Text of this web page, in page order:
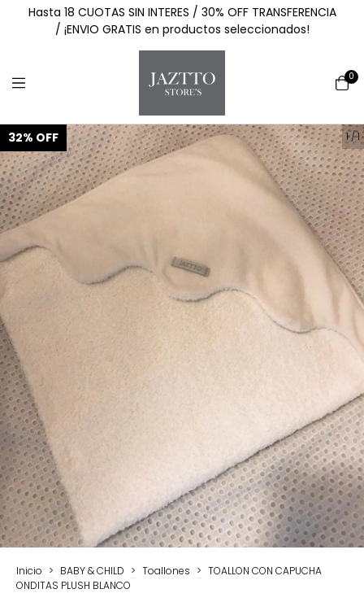
Hasta 18 CUOTAS SIN INTERES / 30% OFF TRANSFERENCIA
/ ¡ENVIO GRATIS en productos seleccionados!
0
32% OFF 1/1
Inicio > BABY & CHILD > Toallones > TOALLON CON CAPUCHA
ONDITAS PLUSH BLANCO